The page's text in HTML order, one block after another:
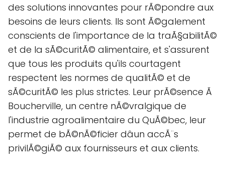
des solutions innovantes pour rÃ©pondre aux
besoins de leurs clients. Ils sont Ã©galement
conscients de l'importance de la traÃ§abilitÃ©
et de la sÃ©curitÃ© alimentaire, et s'assurent
que tous les produits qu'ils courtagent
respectent les normes de qualitÃ© et de
sÃ©curitÃ© les plus strictes. Leur prÃ©sence Ã
Boucherville, un centre nÃ©vralgique de
l'industrie agroalimentaire du QuÃ©bec, leur
permet de bÃ©nÃ©ficier dâun accÃ¨s
privilÃ©giÃ© aux fournisseurs et aux clients.